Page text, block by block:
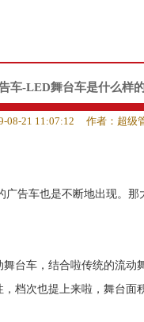
车-LED舞台车是什么样
08-21 11:07:12 作者：超级
告车也是不断地出现。那
车，结合啦传统的流动
档次也提上来啦，舞台面